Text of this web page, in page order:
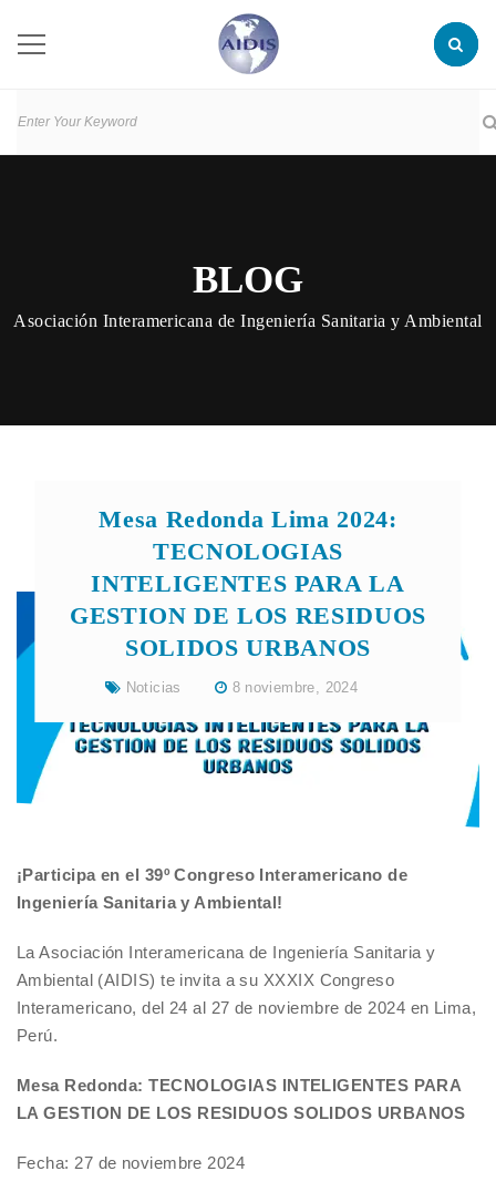
BLOG
Asociación Interamericana de Ingeniería Sanitaria y Ambiental
Mesa Redonda Lima 2024:
TECNOLOGIAS
INTELIGENTES PARA LA
GESTION DE LOS RESIDUOS
SOLIDOS URBANOS
Noticias 8 noviembre, 2024
¡Participa en el 39º Congreso Interamericano de
Ingeniería Sanitaria y Ambiental!
La Asociación Interamericana de Ingeniería Sanitaria y
Ambiental (AIDIS) te invita a su XXXIX Congreso
Interamericano, del 24 al 27 de noviembre de 2024 en Lima,
Perú.
Mesa Redonda: TECNOLOGIAS INTELIGENTES PARA
LA GESTION DE LOS RESIDUOS SOLIDOS URBANOS
Fecha: 27 de noviembre 2024